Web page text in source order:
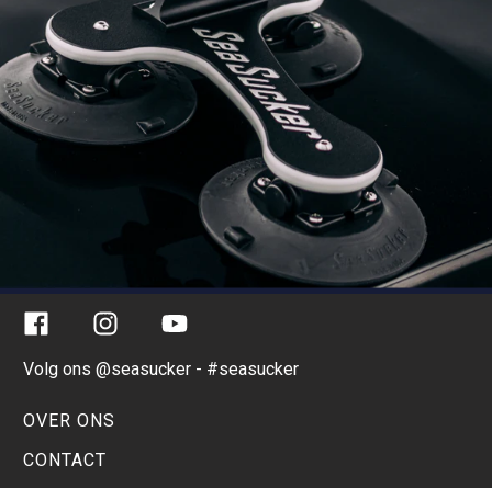
Facebook Instagram YouTube
Volg ons @seasucker - #seasucker
OVER ONS
CONTACT